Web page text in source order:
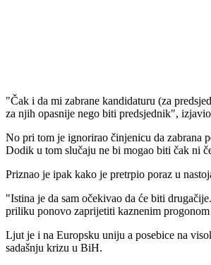
"Čak i da mi zabrane kandidaturu (za
za njih opasnije nego biti predsjednik",
No pri tom je ignorirao činjenicu da zabrana
Dodik u tom slučaju ne bi mogao biti čak ni
Priznao je ipak kako je pretrpio poraz u
"Istina je da sam očekivao da će biti
priliku ponovo zaprijetiti kaznenim
Ljut je i na Europsku uniju a posebice na
sadašnju krizu u BiH.